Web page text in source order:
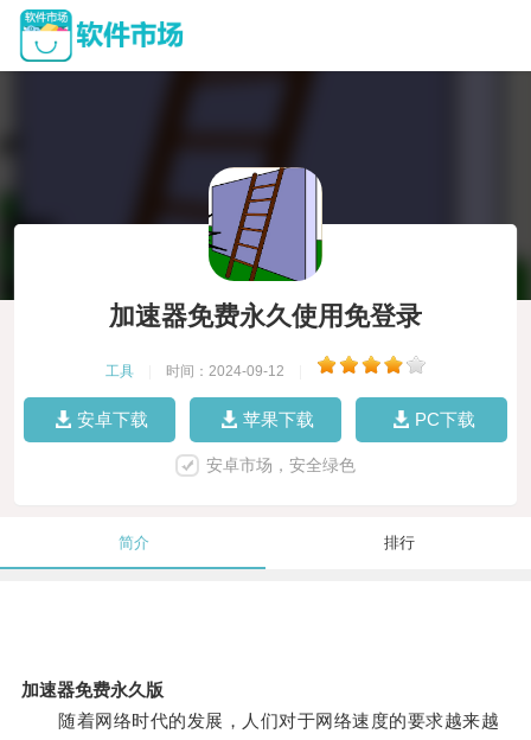
加速器免费永久使用免登录
工具 时间：2024-09-12
安卓下载 苹果下载 PC下载
安卓市场，安全绿色
简介 排行
加速器免费永久版
随着网络时代的发展，人们对于网络速度的要求越来越